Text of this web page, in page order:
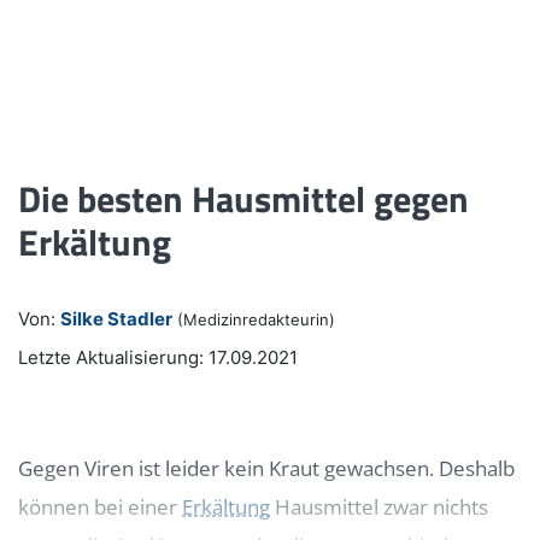
Die besten Hausmittel gegen
Erkältung
Von: Silke Stadler (Medizinredakteurin)
Letzte Aktualisierung: 17.09.2021
Gegen Viren ist leider kein Kraut gewachsen. Deshalb
können bei einer Erkältung Hausmittel zwar nichts